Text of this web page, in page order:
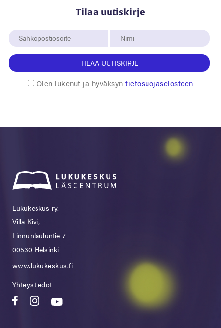
Tilaa uutiskirje
TILAA UUTISKIRJE
Olen lukenut ja hyväksyntietosuojaselosteen
Lukukeskus ry.
Villa Kivi,
Linnunlauluntie 7
00530 Helsinki
www.lukukeskus.fi
Yhteystiedot